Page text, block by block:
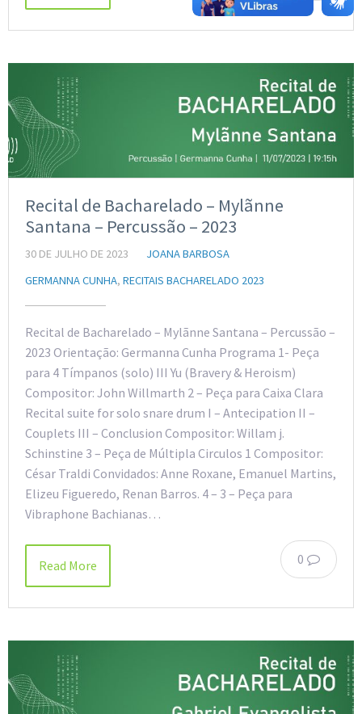
Recital de Bacharelado – Mylãnne
Santana – Percussão – 2023
30 DE JULHO DE 2023
JOANA BARBOSA
GERMANNA CUNHA, RECITAIS BACHARELADO 2023
Recital de Bacharelado – Mylãnne Santana – Percussão –
2023 Orientação: Germanna Cunha Programa 1- Peça
para 4 Tímpanos (solo) III Yu (Bravery & Heroism)
Compositor: John Willmarth 2 – Peça para Caixa Clara
Recital suite for solo snare drum I – Antecipation II –
Couplets III – Conclusion Compositor: Willam j.
Schinstine 3 – Peça de Múltipla Circulos 1 Compositor:
César Traldi Convidados: Anne Roxane, Emanuel Martins,
Elizeu Figueredo, Renan Barros. 4 – 3 – Peça para
Vibraphone Bachianas…
0
Read More